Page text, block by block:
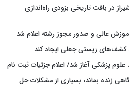
در بافت تاریخی بزودی راه‌اندازی
عالی و صدور مجوز رشته اعلام شد
زیستی جعلی ایجاد کند
پزشکی آغاز شد/ اعلام جزئیات ثبت نام
زنده بماند، بسیاری از مشکلات حل